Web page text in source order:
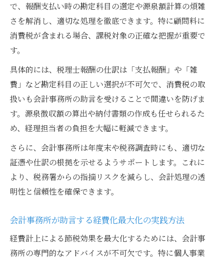
で、報酬支払い時の勘定科目の選定や源泉額計算の煩雑
さを解消し、適切な処理を徹底できます。特に顧問料に
消費税が含まれる場合、課税対象の正確な把握が重要で
す。
具体的には、税理士報酬の仕訳は「支払報酬」や「雑
費」など勘定科目の正しい選択が不可欠で、消費税の取
扱いも会計事務所の助言を受けることで間違いを防げま
す。源泉徴収額の算出や納付書類の作成も任せられるた
め、経理担当者の負担を大幅に軽減できます。
さらに、会計事務所は年度末や税務調査時にも、適切な
証憑や仕訳の根拠を示せるようサポートします。これに
より、税務署からの指摘リスクを減らし、会計処理の透
明性と信頼性を確保できます。
会計事務所が助言する経費化最大化の実践方法
経費計上による節税効果を最大化するためには、会計事
務所の専門的なアドバイスが不可欠です。特に個人事業